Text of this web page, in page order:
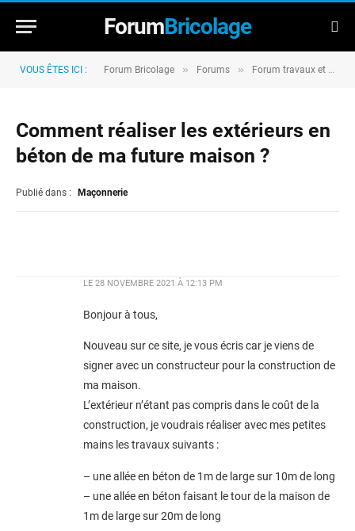
ForumBricolage
VOUS ÊTES ICI : Forum Bricolage » Forums » Forum travaux et rénovation
Comment réaliser les extérieurs en
béton de ma future maison ?
Publié dans : Maçonnerie
LE 28 NOVEMBRE 2021 À 12:13 PM
Bonjour à tous,
Nouveau sur ce site, je vous écris car je viens de
signer avec un constructeur pour la construction de
ma maison.
L’extérieur n’étant pas compris dans le coût de la
construction, je voudrais réaliser avec mes petites
mains les travaux suivants :
– une allée en béton de 1m de large sur 10m de long
– une allée en béton faisant le tour de la maison de
1m de large sur 20m de long